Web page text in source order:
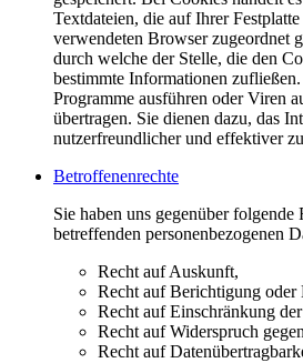
Textdateien, die auf Ihrer
verwendeten Browser zugeordnet
durch welche der Stelle, die den
bestimmte Informationen
Programme ausführen oder Viren
übertragen. Sie dienen dazu, das
nutzerfreundlicher und effektiver
Betroffenenrechte
Sie haben uns gegenüber
betreffenden personenbezogenen
Recht auf Auskunft,
Recht auf Berichtigung oder
Recht auf Einschränkung
Recht auf Widerspruch
Recht auf